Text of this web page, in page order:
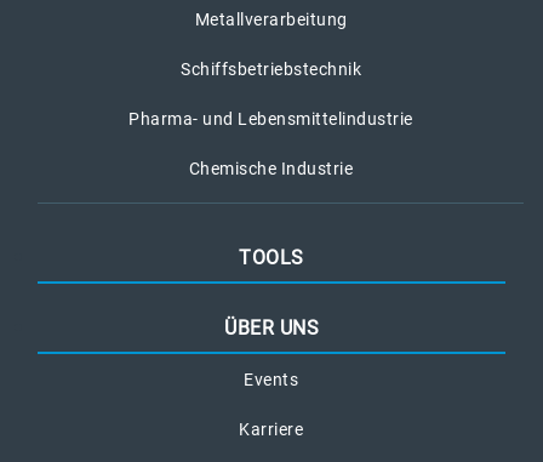
Metallverarbeitung
Schiffsbetriebstechnik
Pharma- und Lebensmittelindustrie
Chemische Industrie
TOOLS
ÜBER UNS
Events
Karriere